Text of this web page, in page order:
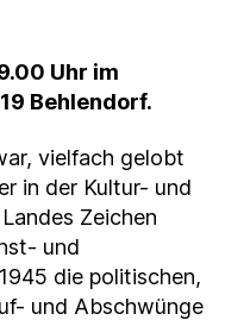
Uhr im
Behlendorf.
vielfach gelobt
in der Kultur- und
Zeichen
und
die politischen,
und Abschwünge